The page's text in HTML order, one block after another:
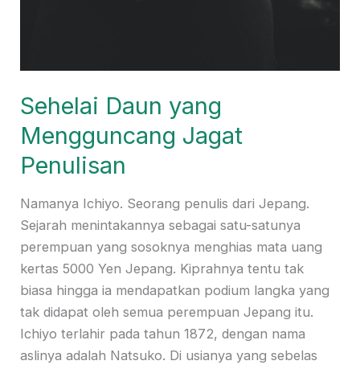
Sehelai Daun yang
Mengguncang Jagat
Penulisan
Namanya Ichiyo. Seorang penulis dari Jepang.
Sejarah menintakannya sebagai satu-satunya
perempuan yang sosoknya menghias mata uang
kertas 5000 Yen Jepang. Kiprahnya tentu tak
biasa hingga ia mendapatkan podium langka yang
tak didapat oleh semua perempuan Jepang itu.
Ichiyo terlahir pada tahun 1872, dengan nama
aslinya adalah Natsuko. Di usianya yang sebelas